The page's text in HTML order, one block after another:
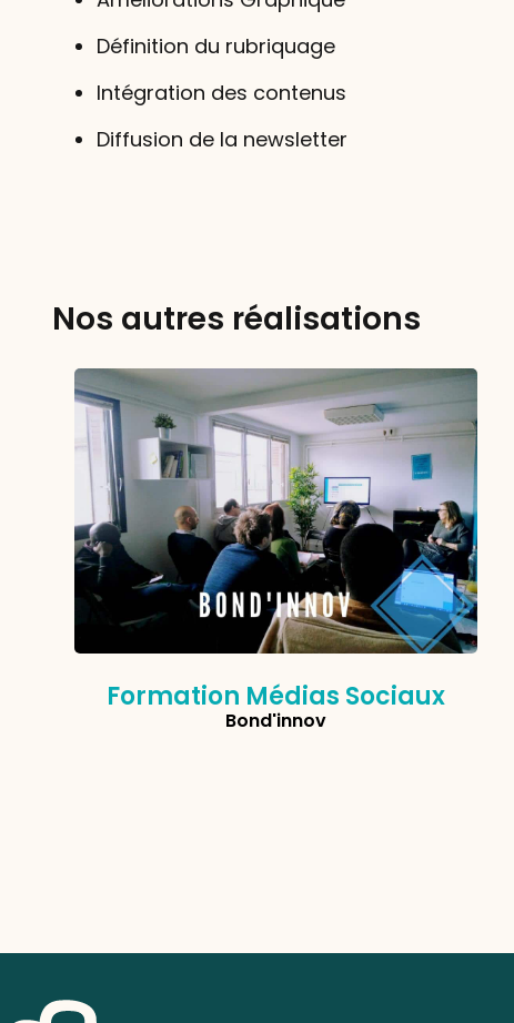
Définition du rubriquage
Intégration des contenus
Diffusion de la newsletter
Nos autres réalisations
Formation Médias Sociaux
Bond'innov